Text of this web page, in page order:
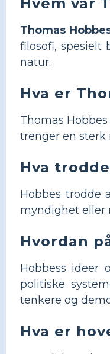
Thomas
filosofi, spesielt
natur.
Hva er
Thomas
trenger en sterk
Hva
Hobbes trodde
myndighet eller
Hvordan
Hobbess ideer
politiske
tenkere og
Hva er